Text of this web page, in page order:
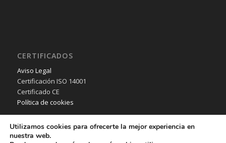
CERTIFICADOS
Aviso Legal
Certificación ISO 14001
Certificado CE
Política de cookies
Utilizamos cookies para ofrecerte la mejor experiencia en
nuestra web.